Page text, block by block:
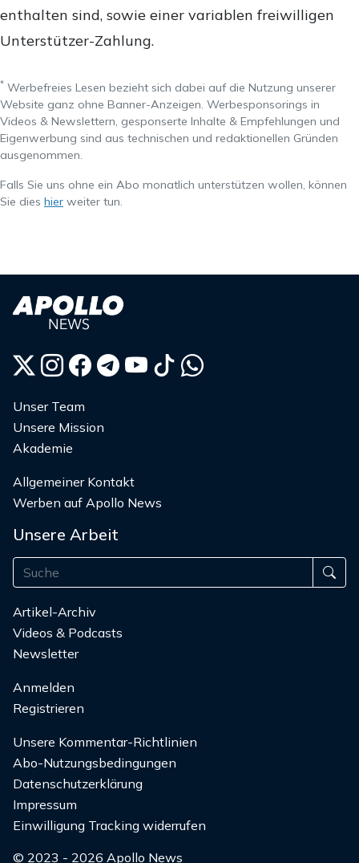
enthalten sind, sowie einer variablen freiwilligen
Unterstützer-Zahlung.
* Werbefreies Lesen bezieht sich dabei auf die Nutzung unserer
Website ganz ohne Banner-Anzeigen. Werbesponsorings in
Videos & Newslettern, gesponserte Inhalte & Empfehlungen und
Eigenwerbung sind aus technischen und redaktionellen Gründen
ausgenommen.
Falls Sie uns ohne ein Abo monatlich unterstützen wollen, können
Sie dies hier weiter tun.
Unser Team
Unsere Mission
Akademie
Allgemeiner Kontakt
Werben auf Apollo News
Unsere Arbeit
Artikel-Archiv
Videos & Podcasts
Newsletter
Anmelden
Registrieren
Unsere Kommentar-Richtlinien
Abo-Nutzungsbedingungen
Datenschutzerklärung
Impressum
Einwilligung Tracking widerrufen
© 2023 - 2026 Apollo News